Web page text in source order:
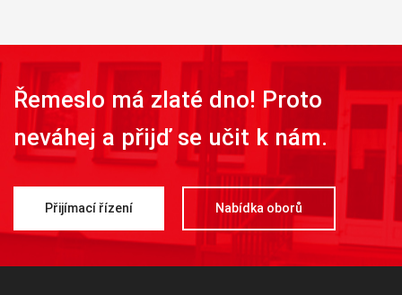
Řemeslo má zlaté dno! Proto
neváhej a přijď se učit k nám.
Přijímací řízení Nabídka oborů